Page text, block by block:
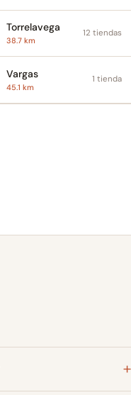
Torrelavega
38.7 km
12 tiendas
Vargas
45.1 km
1 tienda